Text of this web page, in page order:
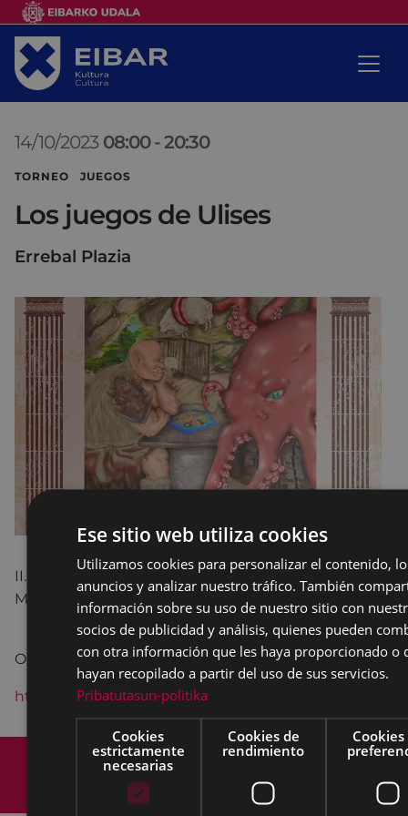
14/10/2023 08:00 -20:30
TORNEO JUEGOS
Los juegos de Ulises
Errebal Plazia
II. JORNADAS DE JUEGOS DE
Organiza: Asociación ODISEA
http://asociacionodisea.com
Mapa del Sitio
Aviso legal
Política de cookies
Ese sitio web utiliza cookies
Utilizamos cookies para personalizar el contenido,
anuncios y analizar nuestro tráfico. También
información sobre su uso de nuestro sitio con
socios de publicidad y análisis, quienes pueden
con otra información que les haya proporcionado o
hayan recopilado a partir del uso de sus servicios.
Pribatutasun-politika
Cookies
estrictamente
necesarias
Cookies de
rendimiento
Cookies